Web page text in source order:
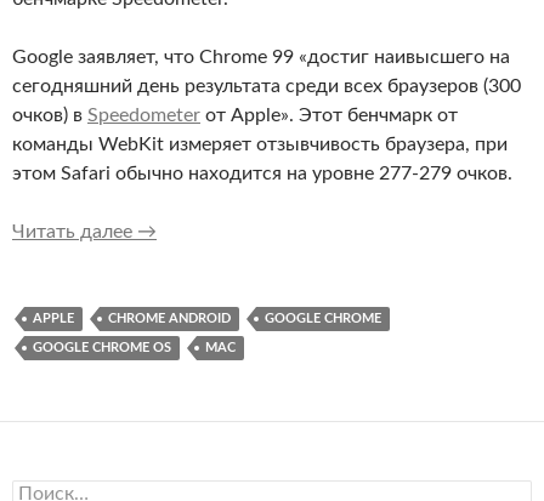
Google заявляет, что Chrome 99 «достиг наивысшего на
сегодняшний день результата среди всех браузеров (300
очков) в Speedometer от Apple». Этот бенчмарк от
команды WebKit измеряет отзывчивость браузера, при
этом Safari обычно находится на уровне 277-279 очков.
Читать далее Google Chrome стал быстрее родного
→
APPLE CHROME ANDROID GOOGLE CHROME
GOOGLE CHROME OS MAC
Найти: